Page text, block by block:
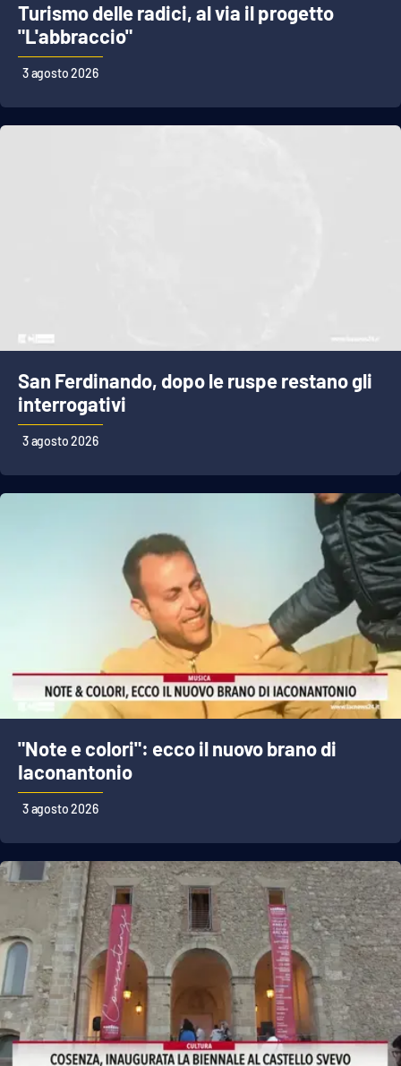
Turismo delle radici, al via il progetto
"L'abbraccio"
3 agosto 2026
San Ferdinando, dopo le ruspe restano gli
interrogativi
3 agosto 2026
"Note e colori": ecco il nuovo brano di
Iaconantonio
3 agosto 2026